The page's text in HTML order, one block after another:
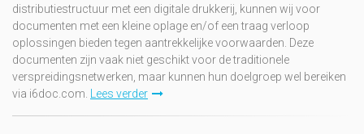
distributiestructuur met een digitale drukkerij, kunnen wij voor
documenten met een kleine oplage en/of een traag verloop
oplossingen bieden tegen aantrekkelijke voorwaarden. Deze
documenten zijn vaak niet geschikt voor de traditionele
verspreidingsnetwerken, maar kunnen hun doelgroep wel bereiken
via i6doc.com. Lees verder